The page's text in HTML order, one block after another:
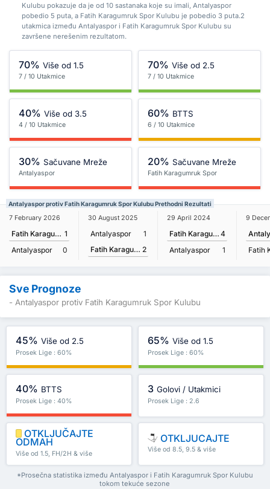
Kulubu pokazuje da je od 10 sastanaka koje su imali, Antalyaspor
pobedio 5 puta, a Fatih Karagumruk Spor Kulubu je pobedio 3 puta.2
utakmica između Antalyaspor i Fatih Karagumruk Spor Kulubu su
završene nerešenim rezultatom.
70% Više od 1.5
7 / 10 Utakmice
70% Više od 2.5
7 / 10 Utakmice
40% Više od 3.5
4 / 10 Utakmice
60% BTTS
6 / 10 Utakmice
30% Sačuvane Mreže
Antalyaspor
20% Sačuvane Mreže
Fatih Karagumruk Spor
Antalyaspor protiv Fatih Karagumruk Spor Kulubu Prethodni Rezultati
7 February 2026
Fatih Karagumruk Spor Kulubu 1
Antalyaspor
0
30 August 2025
Antalyaspor
1
Fatih Karagumruk Spor Kulubu 2
29 April 2024
Fatih Karagumruk Spor Kulubu 4
Antalyaspor
1
9
Sve Prognoze
- Antalyaspor protiv Fatih Karagumruk Spor Kulubu
45% Više od 2.5
Prosek Lige : 60%
65% Više od 1.5
Prosek Lige : 60%
40% BTTS
Prosek Lige : 40%
3 Golovi / Utakmici
Prosek Lige : 2.6
OTKLJUČAJTE
ODMAH
Više od 1.5, FH/2H & više
OTKLJUCAJTE
Više od 8.5, 9.5 & više
*Prosečna statistika između Antalyaspor i Fatih Karagumruk Spor Kulubu
tokom tekuće sezone